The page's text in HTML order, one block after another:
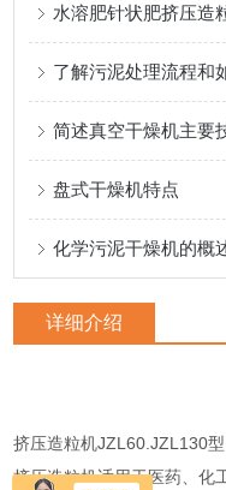
水溶肥针状肥挤压造
了解污泥处理流程和
简述真空干燥机主要
盘式干燥机特点
化学污泥干燥机的概
详细介绍
挤压造粒机JZL60.JZL130型
挤压造粒机适用于医药、化